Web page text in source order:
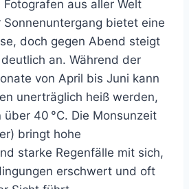
aus aller Welt
bietet eine
doch gegen Abend steigt
an. Während der
von April bis Juni kann
unerträglich heiß werden,
40 °C. Die Monsunzeit
bringt hohe
starke Regenfälle mit sich,
erschwert und oft